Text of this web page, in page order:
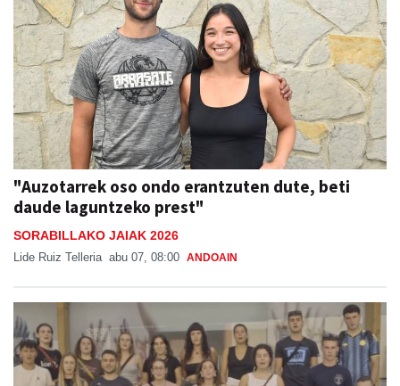
"Auzotarrek oso ondo erantzuten dute, beti
daude laguntzeko prest"
SORABILLAKO JAIAK 2026
Lide Ruiz Telleria abu 07, 08:00 ANDOAIN